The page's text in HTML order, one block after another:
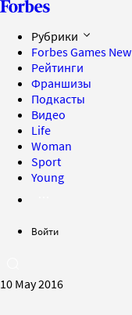
Рубрики
Forbes Games New
Рейтинги
Франшизы
Подкасты
Видео
Life
Woman
Sport
Young
Войти
10 May 2016